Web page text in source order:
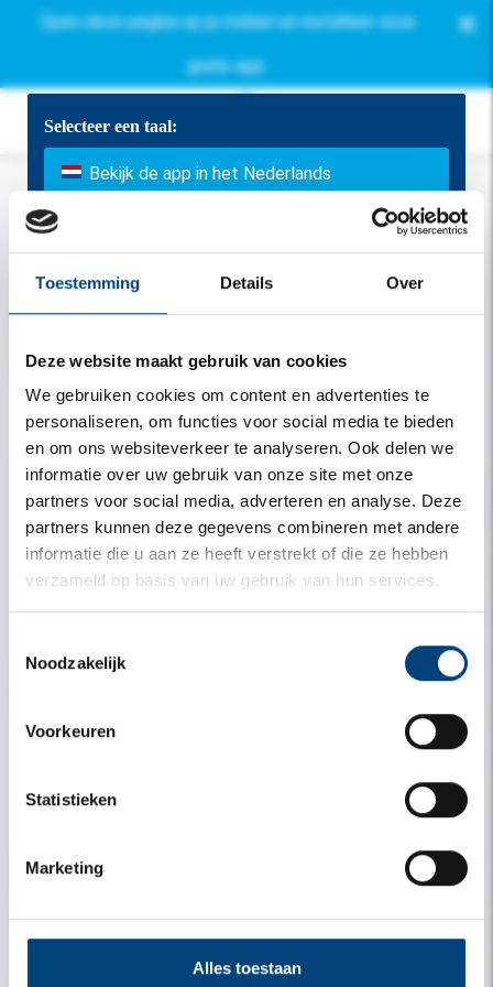
Toestemming Details Over
Deze website maakt gebruik van cookies
We gebruiken cookies om content en advertenties te
personaliseren, om functies voor social media te bieden
en om ons websiteverkeer te analyseren. Ook delen we
informatie over uw gebruik van onze site met onze
partners voor social media, adverteren en analyse. Deze
partners kunnen deze gegevens combineren met andere
informatie die u aan ze heeft verstrekt of die ze hebben
verzameld op basis van uw gebruik van hun services.
Noodzakelijk
Voorkeuren
Statistieken
Marketing
Alles toestaan
Open deze pagina op je mobiel en installeer onze
gratis app.
×
Selecteer een taal:
Bekijk de app in het Nederlands
App auf Deutsch ansehen
Voir l'application en francais
Welkom
Mijn gegevens Mijn verblijf